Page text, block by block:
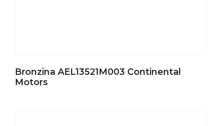
Bronzina AEL13521M003 Continental
Motors